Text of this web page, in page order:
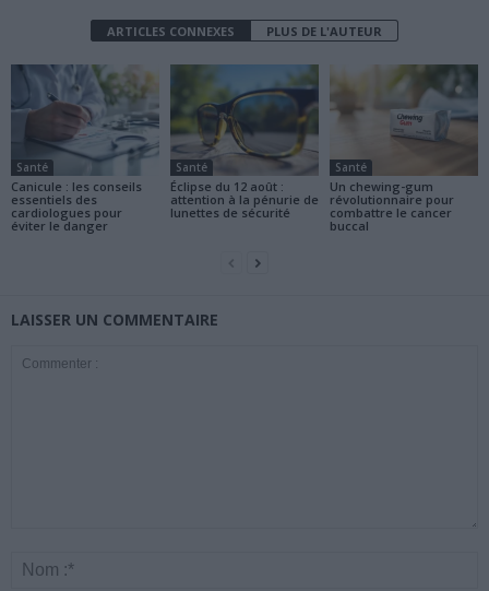
ARTICLES CONNEXES PLUS DE L'AUTEUR
Santé
Canicule : les conseils
essentiels des
cardiologues pour
éviter le danger
Santé
Éclipse du 12 août :
attention à la pénurie de
lunettes de sécurité
Santé
Un chewing-gum
révolutionnaire pour
combattre le cancer
buccal
LAISSER UN COMMENTAIRE